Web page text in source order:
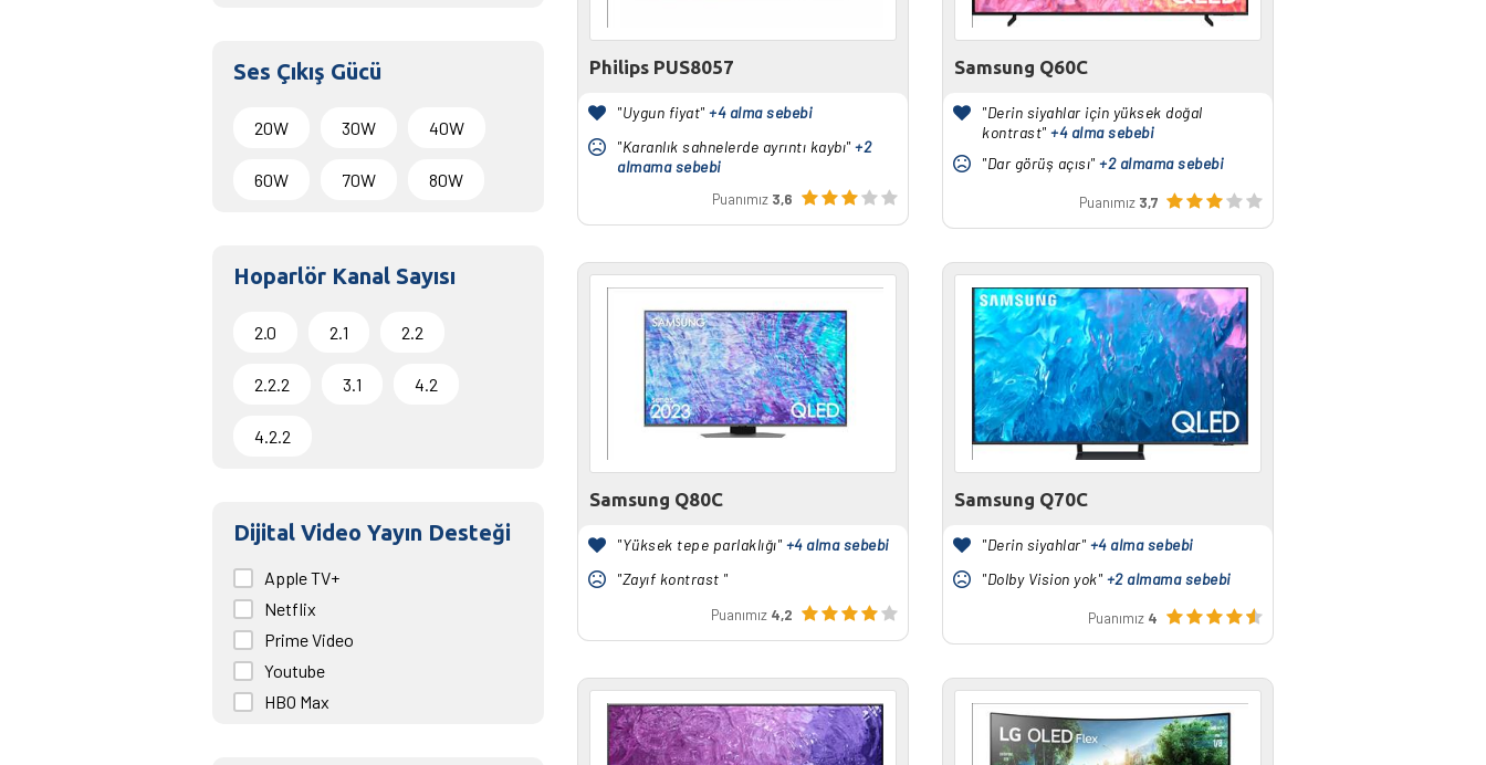
Ses Çıkış Gücü
20W 30W 40W
60W 70W 80W
Hoparlör Kanal Sayısı
2.0 2.1 2.2
2.2.2 3.1 4.2
4.2.2
Dijital Video Yayın Desteği
Apple TV+
Netflix
Prime Video
Youtube
HBO Max
Philips PUS8057
"Uygun fiyat" +4 alma sebebi
"Karanlık sahnelerde ayrıntı kaybı" +2
almama sebebi
Puanımız 3,6
Samsung Q60C
"Derin siyahlar için yüksek doğal
kontrast" +4 alma sebebi
"Dar görüş açısı" +2 almama sebebi
Puanımız 3,7
Samsung Q80C
"Yüksek tepe parlaklığı" +4 alma sebebi
"Zayıf kontrast "
Puanımız 4,2
Samsung Q70C
"Derin siyahlar" +4 alma sebebi
"Dolby Vision yok" +2 almama sebebi
Puanımız 4